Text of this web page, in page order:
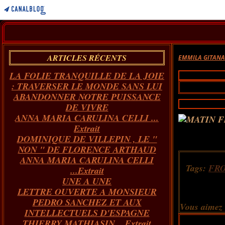
ARTICLES RÉCENTS
LA FOLIE TRANQUILLE DE LA JOIE
: TRAVERSER LE MONDE SANS LUI
ABANDONNER NOTRE PUISSANCE
DE VIVRE
ANNA MARIA CARULINA CELLI ...
Extrait
DOMINIQUE DE VILLEPIN , LE "
NON " DE FLORENCE ARTHAUD
ANNA MARIA CARULINA CELLI
...Extrait
UNE A UNE
LETTRE OUVERTE A MONSIEUR
PEDRO SANCHEZ ET AUX
INTELLECTUELS D'ESPAGNE
EMMILA GITANA
Tags:
Vous aimez